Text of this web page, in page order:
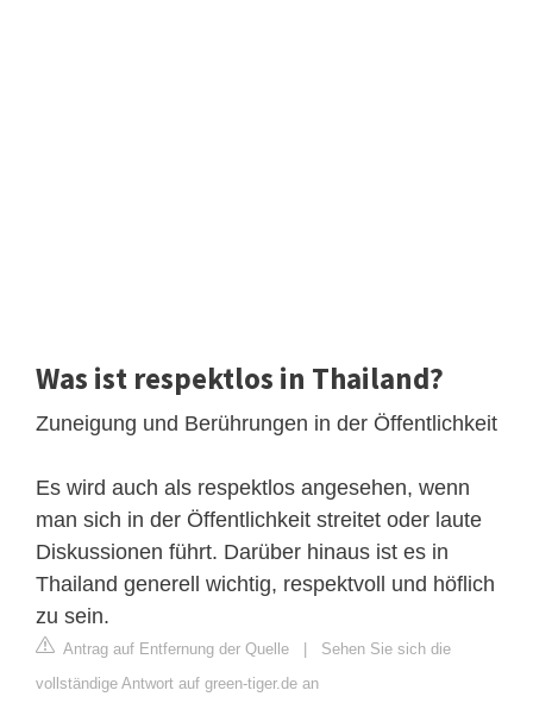
Was ist respektlos in Thailand?
Zuneigung und Berührungen in der Öffentlichkeit
Es wird auch als respektlos angesehen, wenn
man sich in der Öffentlichkeit streitet oder laute
Diskussionen führt. Darüber hinaus ist es in
Thailand generell wichtig, respektvoll und höflich
zu sein.
Antrag auf Entfernung der Quelle
Sehen Sie sich die
vollständige Antwort auf green-tiger.de an